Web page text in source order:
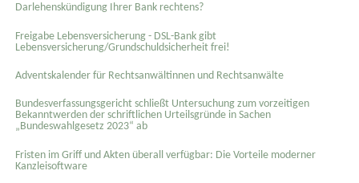
Darlehenskündigung Ihrer Bank rechtens?
Freigabe Lebensversicherung - DSL-Bank gibt
Lebensversicherung/Grundschuldsicherheit frei!
Adventskalender für Rechtsanwältinnen und Rechtsanwälte
Bundesverfassungsgericht schließt Untersuchung zum vorzeitigen
Bekanntwerden der schriftlichen Urteilsgründe in Sachen
„Bundeswahlgesetz 2023“ ab
Fristen im Griff und Akten überall verfügbar: Die Vorteile moderner
Kanzleisoftware